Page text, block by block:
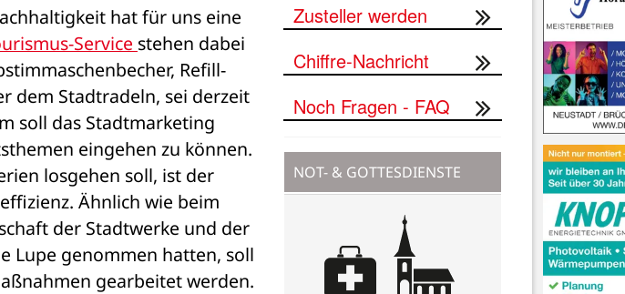
hat für uns eine
Service stehen dabei
Refill-
dem Stadtradeln, sei derzeit
soll das Stadtmarketing
eingehen zu können.
losgehen soll, ist der
Ähnlich wie beim
der Stadtwerke und der
Lupe genommen hatten, soll
gearbeitet werden.
Zusteller werden
Chiffre-Nachricht
Noch Fragen - FAQ
NOT- & GOTTESDIENSTE